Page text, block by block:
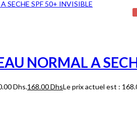
NORMAL A
Dhs.168.00DhsLe prix actuel est :